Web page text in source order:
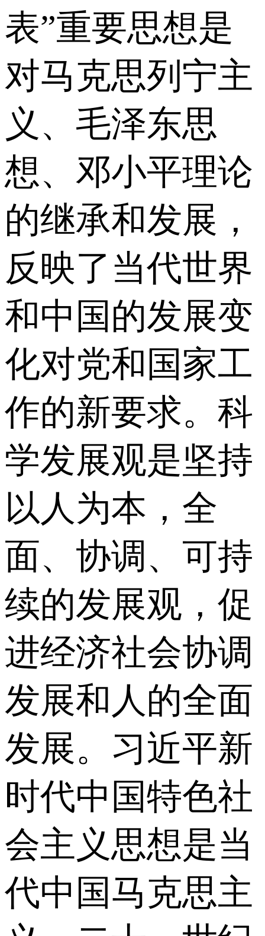
表”重要思想是
对马克思列宁主
义、毛泽东思
想、邓小平理论
的继承和发展，
反映了当代世界
和中国的发展变
化对党和国家工
作的新要求。科
学发展观是坚持
以人为本，全
面、协调、可持
续的发展观，促
进经济社会协调
发展和人的全面
发展。习近平新
时代中国特色社
会主义思想是当
代中国马克思主